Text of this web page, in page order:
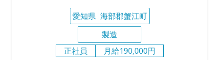
愛知県 海部郡蟹江町
製造
正社員
月給190,000円